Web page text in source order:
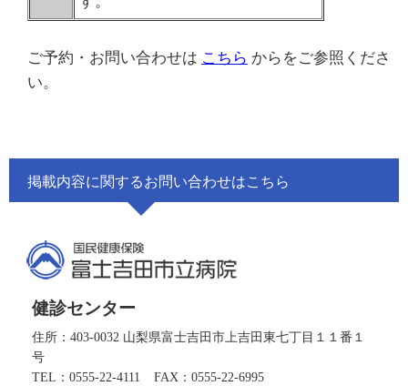
ご予約・お問い合わせは こちら からをご参照くださ
い。
掲載内容に関するお問い合わせはこちら
健診センター
住所：403-0032 山梨県富士吉田市上吉田東七丁目１１番１
号
TEL：0555-22-4111
FAX：0555-22-6995